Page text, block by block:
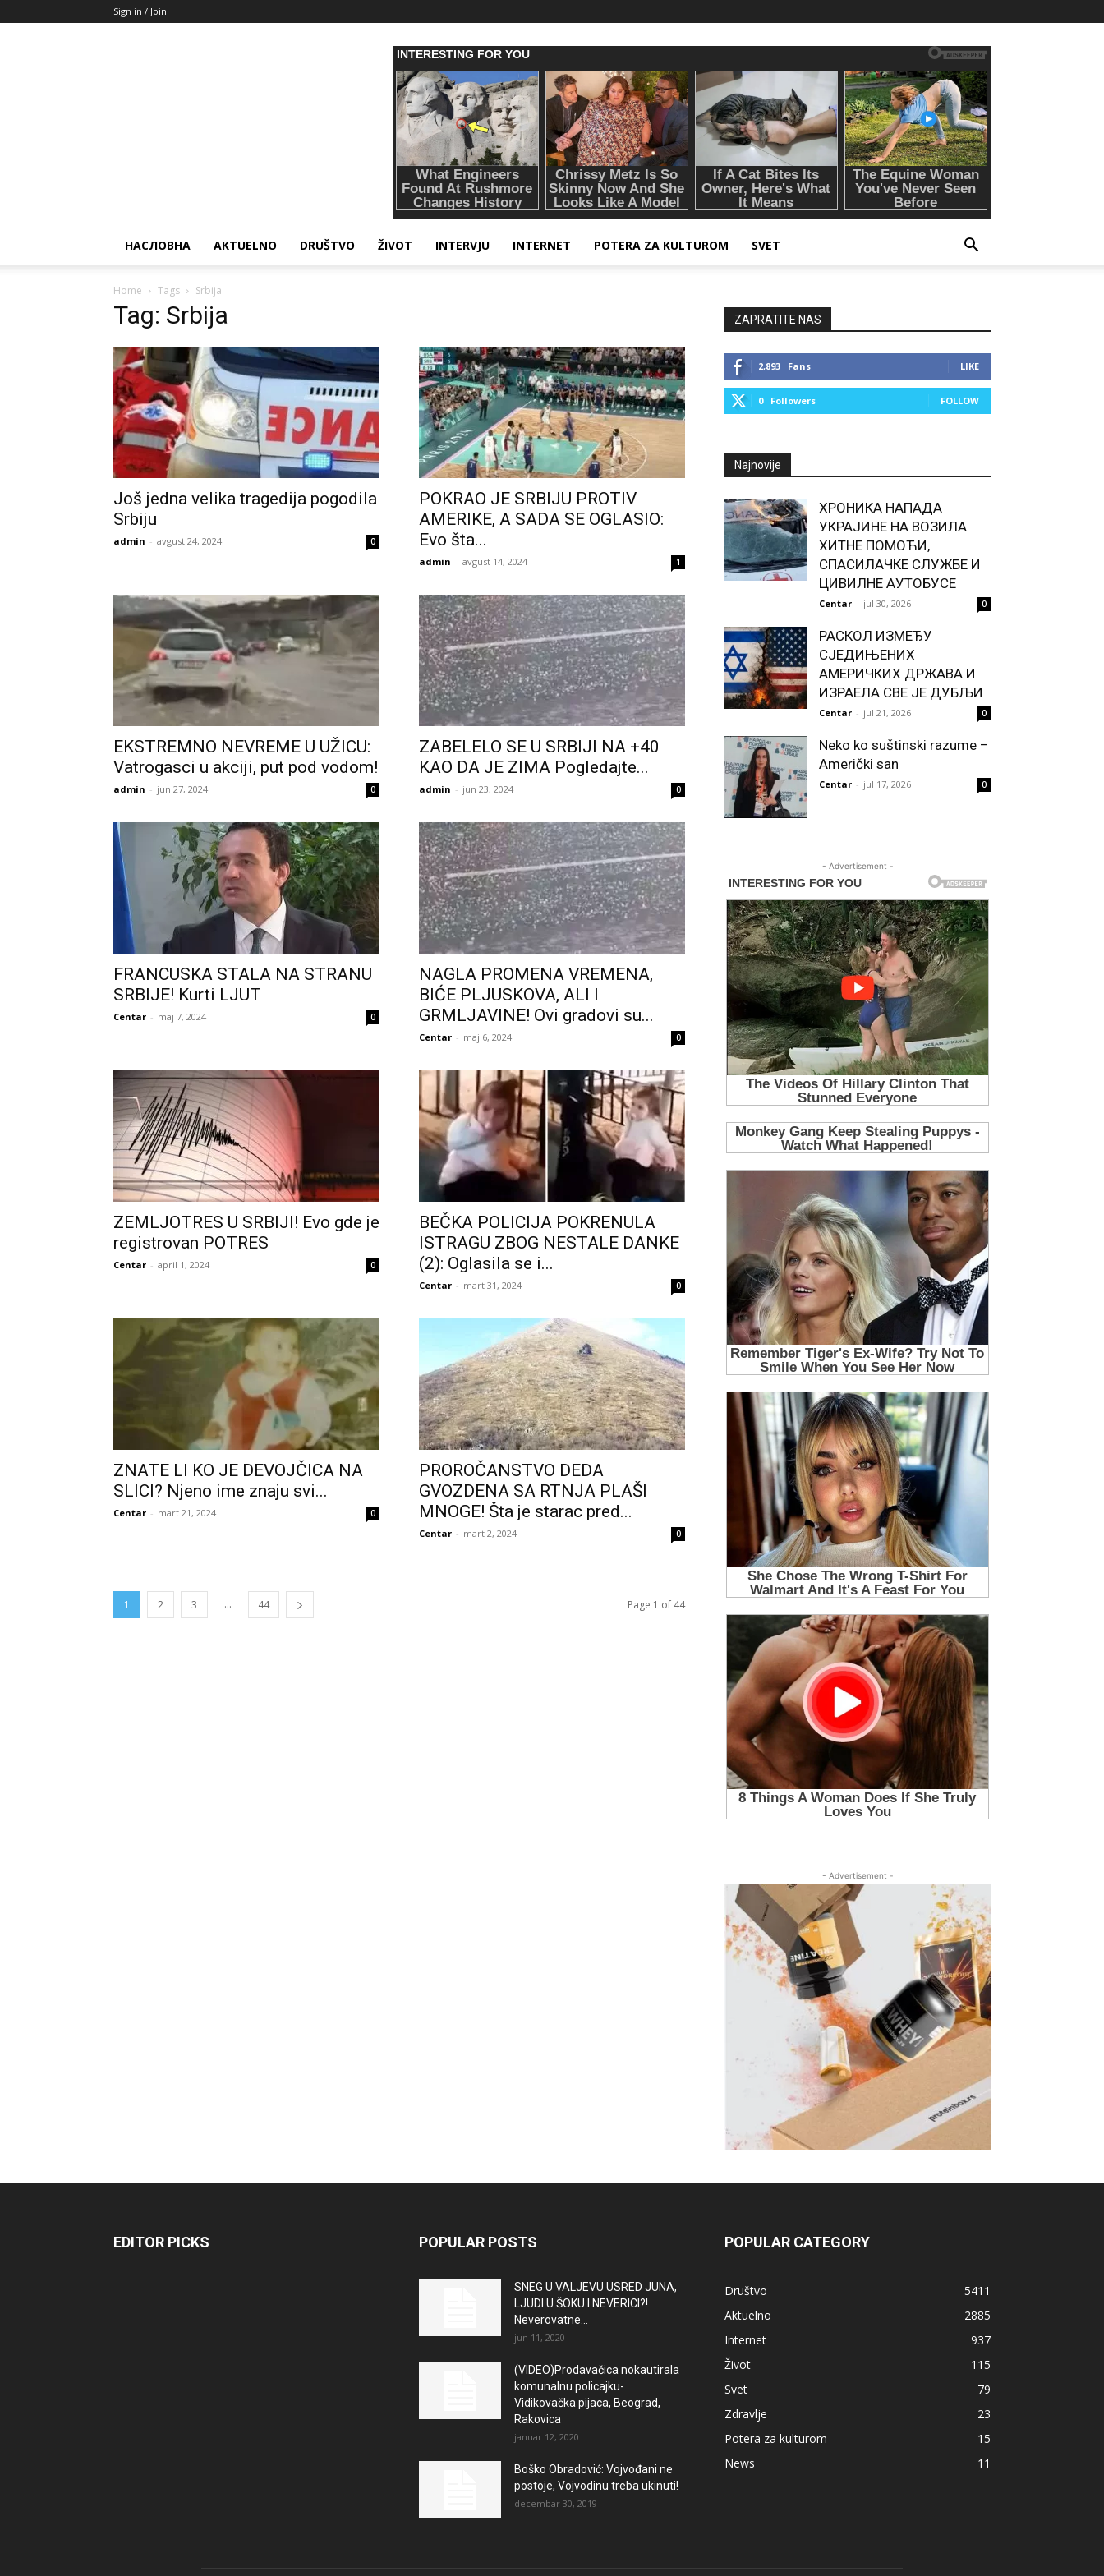
Sign in / Join
НАСЛОВНА AKTUELNO DRUŠTVO ŽIVOT INTERVJU INTERNET POTERA ZA KULTUROM SVET
Home Tags Srbija
Tag: Srbija
Još jedna velika tragedija pogodila
Srbiju
admin - avgust 24, 2024 0
POKRAO JE SRBIJU PROTIV
AMERIKE, A SADA SE OGLASIO:
Evo šta...
admin - avgust 14, 2024 1
EKSTREMNO NEVREME U UŽICU:
Vatrogasci u akciji, put pod vodom!
admin - jun 27, 2024 0
ZABELELO SE U SRBIJI NA +40
KAO DA JE ZIMA Pogledajte...
admin - jun 23, 2024 0
FRANCUSKA STALA NA STRANU
SRBIJE! Kurti LJUT
Centar - maj 7, 2024 0
NAGLA PROMENA VREMENA,
BIĆE PLJUSKOVA, ALI I
GRMLJAVINE! Ovi gradovi su...
Centar - maj 6, 2024 0
ZEMLJOTRES U SRBIJI! Evo gde je
registrovan POTRES
Centar - april 1, 2024 0
BEČKA POLICIJA POKRENULA
ISTRAGU ZBOG NESTALE DANKE
(2): Oglasila se i...
Centar - mart 31, 2024 0
ZNATE LI KO JE DEVOJČICA NA
SLICI? Njeno ime znaju svi...
Centar - mart 21, 2024 0
PROROČANSTVO DEDA
GVOZDENA SA RTNJA PLAŠI
MNOGE! Šta je starac pred...
Centar - mart 2, 2024 0
1 2 3 ... 44 Page 1 of 44
ZAPRATITE NAS
2,893 Fans LIKE
0 Followers FOLLOW
Najnovije
ХРОНИКА НАПАДА
УКРАЈИНЕ НА ВОЗИЛА
ХИТНЕ ПОМОЋИ,
СПАСИЛАЧКЕ СЛУЖБЕ И
ЦИВИЛНЕ АУТОБУСЕ
Centar - jul 30, 2026 0
РАСКОЛ ИЗМЕЂУ
СЈЕДИЊЕНИХ
АМЕРИЧКИХ ДРЖАВА И
ИЗРАЕЛА СВЕ ЈЕ ДУБЉИ
Centar - jul 21, 2026 0
Neko ko suštinski razume –
Američki san
Centar - jul 17, 2026 0
- Advertisement -
- Advertisement -
EDITOR PICKS POPULAR POSTS
SNEG U VALJEVU USRED JUNA,
LJUDI U ŠOKU I NEVERICI?!
Neverovatne...
jun 11, 2020
(VIDEO)Prodavačica nokautirala
komunalnu policajku-
Vidikovačka pijaca, Beograd,
Rakovica
januar 12, 2020
Boško Obradović: Vojvođani ne
postoje, Vojvodinu treba ukinuti!
decembar 30, 2019
POPULAR CATEGORY
Društvo
5411
Aktuelno
2885
Internet
937
Život
115
Svet
79
Zdravlje
23
Potera za kulturom
15
News
11